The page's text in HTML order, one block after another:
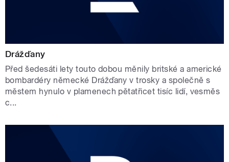
Drážďany
Před šedesáti lety touto dobou měnily britské a americké
bombardéry německé Drážďany v trosky a společně s
městem hynulo v plamenech pětatřicet tisíc lidí, vesměs
c...